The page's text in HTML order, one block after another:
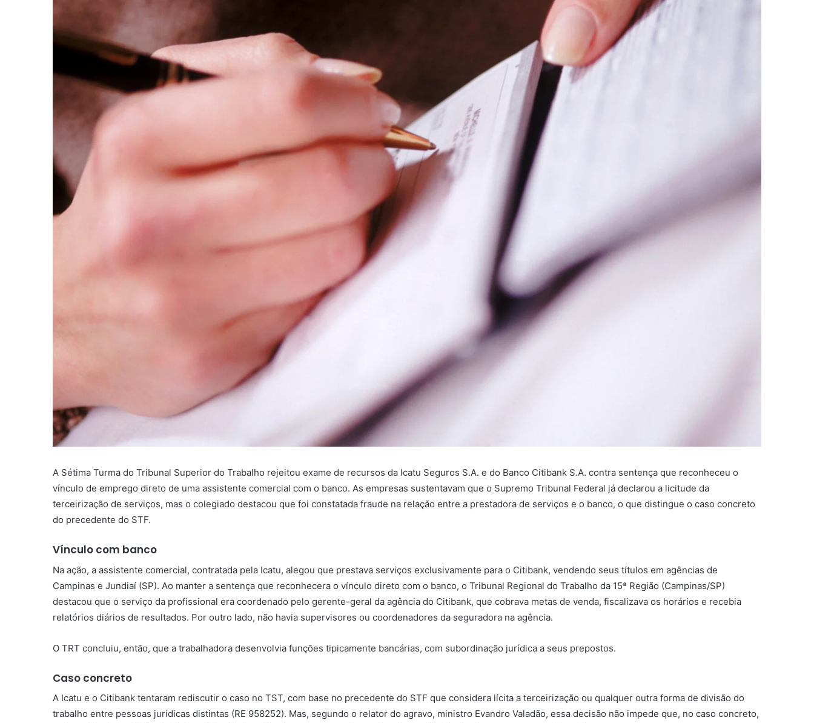
A Sétima Turma do Tribunal Superior do Trabalho rejeitou exame de recursos da Icatu Seguros S.A. e do Banco Citibank S.A. contra sentença que reconheceu o
vínculo de emprego direto de uma assistente comercial com o banco. As empresas sustentavam que o Supremo Tribunal Federal já declarou a licitude da
terceirização de serviços, mas o colegiado destacou que foi constatada fraude na relação entre a prestadora de serviços e o banco, o que distingue o caso concreto
do precedente do STF.
Vínculo com banco
Na ação, a assistente comercial, contratada pela Icatu, alegou que prestava serviços exclusivamente para o Citibank, vendendo seus títulos em agências de
Campinas e Jundiaí (SP). Ao manter a sentença que reconhecera o vínculo direto com o banco, o Tribunal Regional do Trabalho da 15ª Região (Campinas/SP)
destacou que o serviço da profissional era coordenado pelo gerente-geral da agência do Citibank, que cobrava metas de venda, fiscalizava os horários e recebia
relatórios diários de resultados. Por outro lado, não havia supervisores ou coordenadores da seguradora na agência.
O TRT concluiu, então, que a trabalhadora desenvolvia funções tipicamente bancárias, com subordinação jurídica a seus prepostos.
Caso concreto
A Icatu e o Citibank tentaram rediscutir o caso no TST, com base no precedente do STF que considera lícita a terceirização ou qualquer outra forma de divisão do
trabalho entre pessoas jurídicas distintas (RE 958252). Mas, segundo o relator do agravo, ministro Evandro Valadão, essa decisão não impede que, no caso concreto,